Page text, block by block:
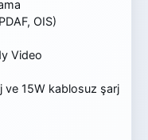
OIS)
Video
ve 15W kablosuz şarj